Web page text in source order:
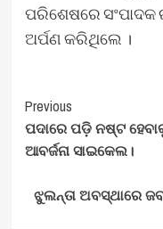
ପରିଶେଷରେ
ଅର୍ପଣ କରିଥିଲେ ।
Post
Navigation
Previous
ପଦାରେ ପଡ଼ି ନଷ୍ଟ
ଆବର୍ଜନା ସାଇକେଲ।
ଝୁଲନ୍ତା ଅବସ୍ଥାରେ